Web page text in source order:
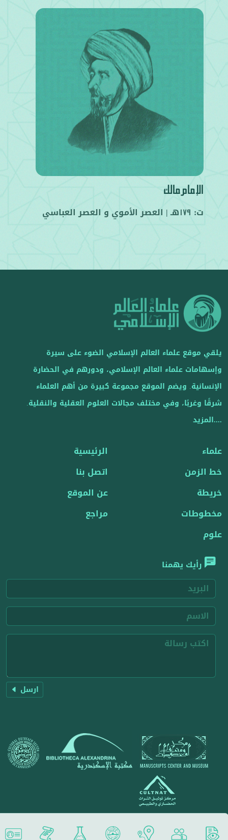
الإمام مالك
ت: 179هـ | العصر الأمويو العصر العباسي
يلقي موقع علماء العالم الإسلامي الضوء على سيرة
وإسهامات علماء العالم الإسلامي، ودورهم في الحضارة
الإنسانية. ويضم الموقع مجموعة كبيرة من أهم العلماء
شرقًا وغربًا، وفي مختلف مجالات العلوم العقلية والنقلية.
....المزيد
علماء
خط الزمن
خريطة
مخطوطات
علوم
الرئيسية
اتصل بنا
عن الموقع
مراجع
رأيك يهمنا
ارسل
جميع الحقوق محفوظة لمكتبة الإسكندرية 2026 ©